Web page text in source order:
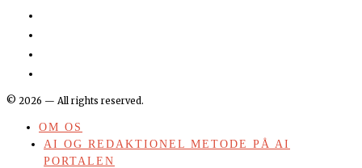
© 2026 — All rights reserved.
OM OS
AI OG REDAKTIONEL METODE PÅ AI
PORTALEN